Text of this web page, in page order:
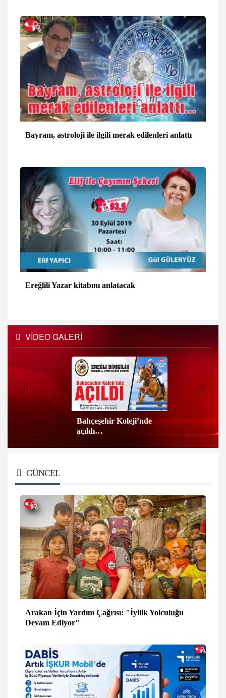
Bayram, astroloji ile ilgili merak edilenleri anlattı
Ereğlili Yazar kitabını anlatacak
VİDEO GALERİ
Bahçeşehir Koleji’nde
açıldı…
GÜNCEL
Arakan İçin Yardım Çağrısı: "İyilik Yolculuğu
Devam Ediyor"